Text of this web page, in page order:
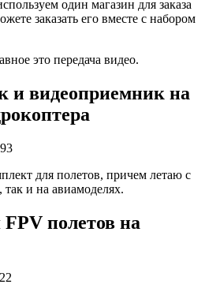
один магазин для заказа
заказать его вместе с набором
это передача видео.
и видеоприемник на
для полетов, причем летаю с
и на авиамоделях.
полетов на